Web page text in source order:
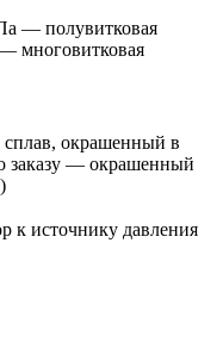
— полувитковая
многовитковая
окрашенный в
заказу — окрашенный
к источнику давления